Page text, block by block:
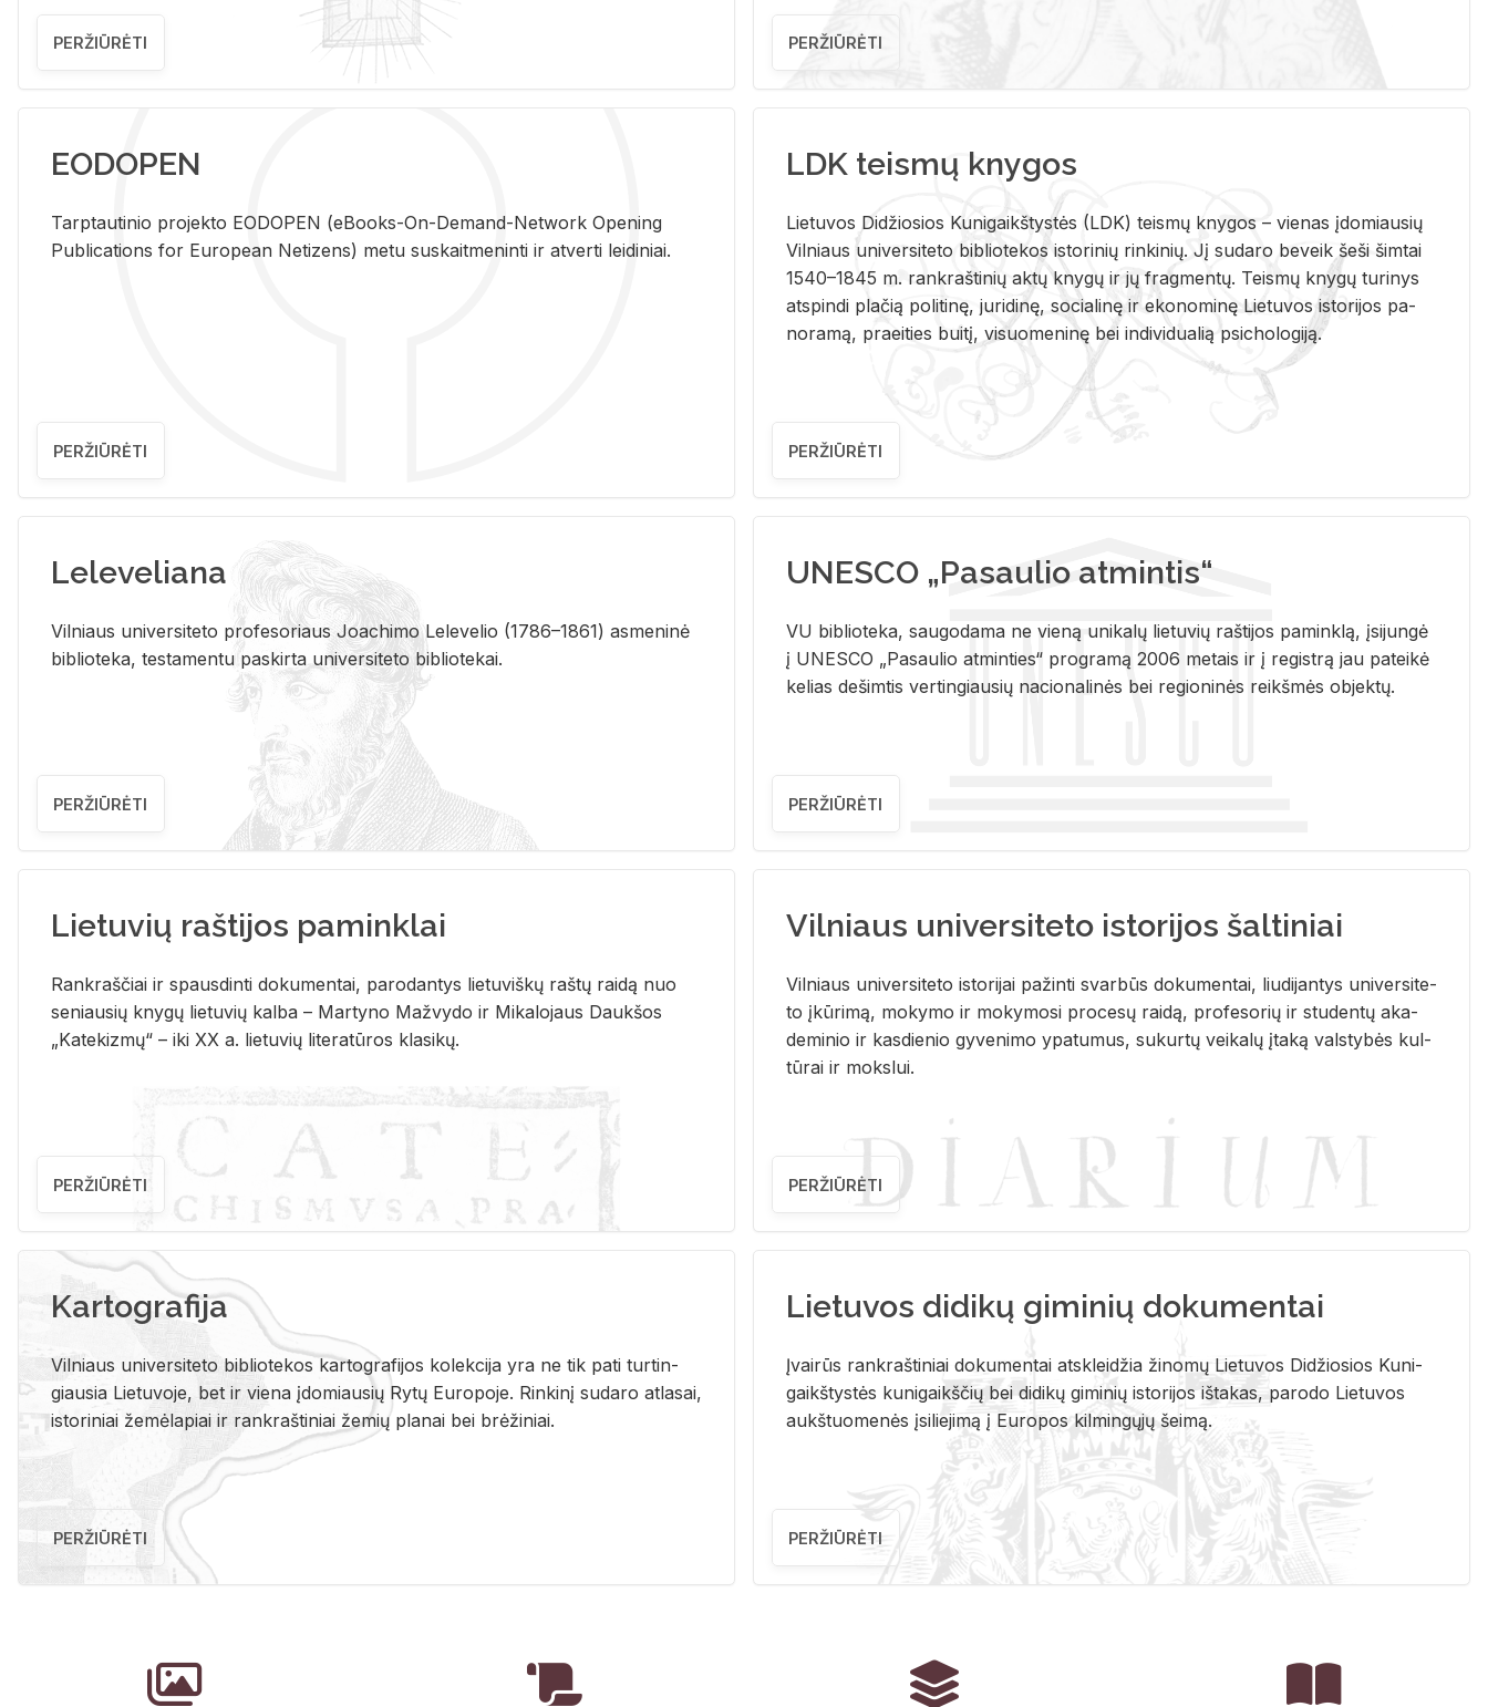
PERŽIŪRĖTI PERŽIŪRĖTI
EODOPEN
Tarp­tau­ti­nio pro­jek­to EO­DO­PEN (eBo­oks-On-De­mand-Ne­twork Ope­ning
Pub­li­ca­tions for Eu­ro­pe­an Ne­ti­zens) metu su­skait­me­nin­ti ir at­ver­ti lei­di­niai.
PERŽIŪRĖTI
LDK teismų knygos
Lie­tu­vos Di­džio­sios Ku­ni­gaikš­tys­tės (LDK) teis­mų kny­gos – vie­nas įdo­miau­sių
Vil­niaus uni­ver­si­te­to bi­b­lio­te­kos is­to­ri­nių rin­ki­nių. Jį su­da­ro be­veik šeši šim­tai
1540–1845 m. rank­raš­ti­nių aktų kny­gų ir jų frag­men­tų. Teis­mų kny­gų tu­ri­nys
at­spin­di pla­čią po­li­ti­nę, ju­ri­di­nę, so­cia­li­nę ir eko­no­mi­nę Lie­tu­vos is­to­ri­jos pa­
no­ra­mą, pra­ei­ties bui­tį, vi­suo­me­ni­nę bei in­di­vi­dua­lią psi­cho­lo­gi­ją.
PERŽIŪRĖTI
Leleveliana
Vil­niaus uni­ver­si­te­to pro­fe­so­riaus Jo­a­chi­mo Le­le­ve­lio (1786–1861) as­me­ni­nė
bi­b­lio­te­ka, te­sta­men­tu pa­skir­ta uni­ver­si­te­to bi­b­lio­te­kai.
PERŽIŪRĖTI
UNESCO „Pasaulio atmintis“
VU biblioteka, saugodama ne vieną unikalų lietuvių raštijos paminklą, įsijungė
į UNESCO „Pasaulio atminties“ programą 2006 metais ir į registrą jau pateikė
kelias dešimtis vertingiausių nacionalinės bei regioninės reikšmės objektų.
PERŽIŪRĖTI
Lietuvių raštijos paminklai
Rank­raš­čiai ir spaus­din­ti do­ku­men­tai, pa­ro­dan­tys lie­tu­viš­kų raš­tų rai­dą nuo
se­niau­sių kny­gų lie­tu­vių kal­ba – Mar­ty­no Ma­žvy­do ir Mi­ka­lo­jaus Dauk­šos
„Ka­te­kiz­mų“ – iki XX a. lie­tu­vių li­te­ra­tū­ros kla­si­kų.
PERŽIŪRĖTI
Vilniaus universiteto istorijos šaltiniai
Vil­niaus uni­ver­si­te­to is­to­ri­jai pa­žin­ti svar­būs do­ku­men­tai, liu­di­jan­tys uni­ver­si­te­
to įkū­ri­mą, mo­ky­mo ir mo­ky­mo­si pro­ce­sų rai­dą, pro­fe­so­rių ir stu­den­tų aka­
de­mi­nio ir kas­die­nio gy­ve­ni­mo ypa­tu­mus, su­kur­tų vei­ka­lų įta­ką vals­ty­bės kul­
tū­rai ir moks­lui.
PERŽIŪRĖTI
Kartografija
Vil­niaus uni­ver­si­te­to bi­b­lio­te­kos kar­to­gra­fi­jos ko­lek­ci­ja yra ne tik pati tur­tin­
giau­sia Lie­tu­vo­je, bet ir vie­na įdo­miau­sių Rytų Eu­ro­po­je. Rin­ki­nį su­da­ro at­la­sai,
is­to­ri­niai že­mė­la­piai ir rank­raš­ti­niai že­mių pla­nai bei brė­ži­niai.
PERŽIŪRĖTI
Lietuvos didikų giminių dokumentai
Įvai­rūs rank­raš­ti­niai do­ku­men­tai at­sklei­džia ži­no­mų Lie­tu­vos Di­džio­sios Ku­ni­
gaikš­tys­tės ku­ni­gaikš­čių bei di­di­kų gi­mi­nių is­to­ri­jos iš­ta­kas, pa­ro­do Lie­tu­vos
aukš­tuo­me­nės įsi­lie­ji­mą į Eu­ro­pos kil­min­gų­jų šei­mą.
PERŽIŪRĖTI